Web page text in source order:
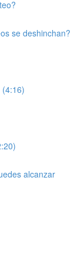
se deshinchan?
alcanzar